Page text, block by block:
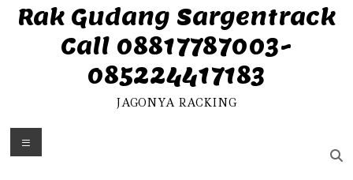
Rak Gudang Sargentrack
Call 08817787003-
085224417183
JAGONYA RACKING
Menu